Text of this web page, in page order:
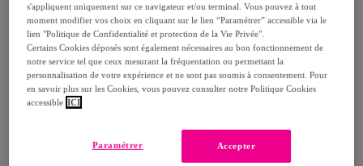
Bellecour
Matelas Copenhague, Soutien Ferme, 24 cm, Mémoire
s'appliquent uniquement sur ce navigateur et/ou terminal. Vous pouvez à tout
moment modifier vos choix en cliquant sur le lien “Paramétrer” accessible via le
lien "Politique de Confidentialité et protection de la Vie Privée".
Certains Cookies déposés sont également nécessaires au bon fonctionnement de
notre service tel que ceux mesurant la fréquentation ou permettant la
personnalisation de votre expérience et ne sont pas soumis à consentement. Pour
en savoir plus sur les Cookies, vous pouvez consulter notre Politique Cookies
accessible ICI
Accepter
Paramétrer